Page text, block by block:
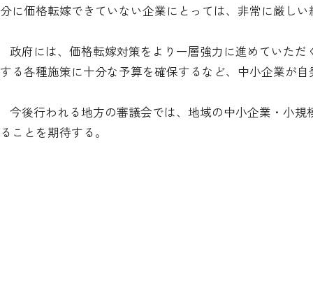
分に価格転嫁できていない企業にとっては、非常に厳し
政府には、価格転嫁対策をより一層強力に進めていた
する各種施策に十分な予算を確保するなど、中小企業が
今後行われる地方の審議会では、地域の中小企業・小
ることを期待する。